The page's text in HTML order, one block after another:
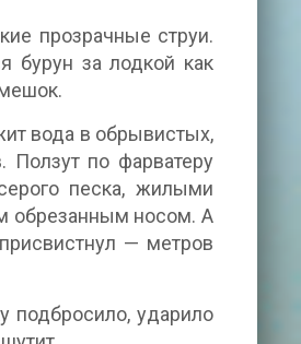
прозрачные струи.
бурун за лодкой как
вода в обрывистых,
Ползут по фарватеру
песка, жилыми
обрезанным носом. А
— метров
подбросило, ударило